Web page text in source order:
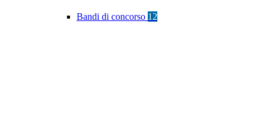
Bandi di concorso 12